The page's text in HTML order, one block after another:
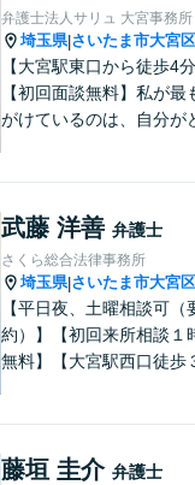
弁護士法人サリュ 大宮事務所
埼玉県|さいたま市大宮区
【大宮駅東口から徒歩4分
【初回面談無料】私が最
がけているのは、自分が
れた方たちにとって最も
筋道を示していきたいで
我々とともに解決してい
しょう。
武藤 洋善 弁護士
さくら総合法律事務所
埼玉県|さいたま市大宮区
【平日夜、土曜相談可（
約）】【初回来所相談１
無料】【大宮駅西口徒歩
トーにしています。
藤垣 圭介 弁護士